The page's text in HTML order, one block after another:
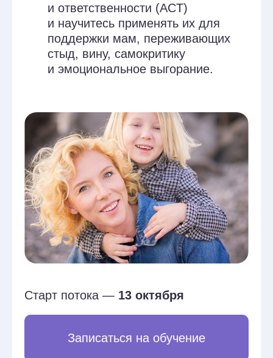
Старт потока —13 октября
Записаться на обучение
72 академ. часа
Глубокое погружение в метод
Удостоверение о повышении